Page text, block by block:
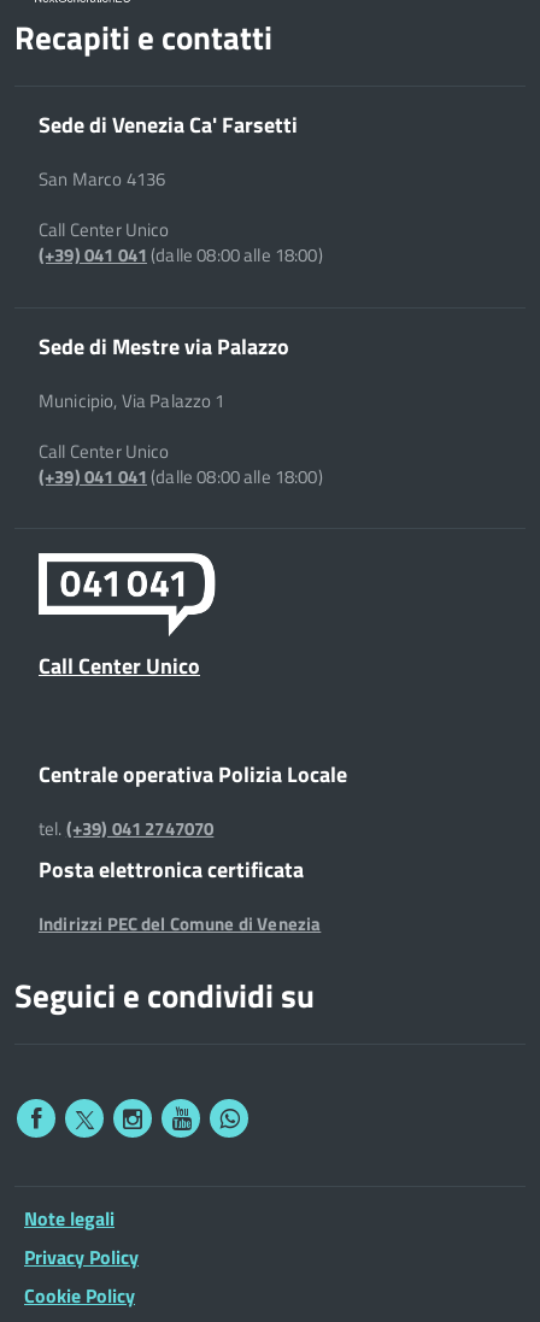
Recapiti e contatti
Sede di Venezia Ca' Farsetti
San Marco 4136
Call Center Unico
(+39) 041 041(dalle 08:00 alle 18:00)
Sede di Mestre via Palazzo
Municipio, Via Palazzo 1
Call Center Unico
(+39) 041 041(dalle 08:00 alle 18:00)
Call Center Unico
Centrale operativa Polizia Locale
tel.(+39) 041 2747070
Posta elettronica certificata
Indirizzi PEC del Comune di Venezia
Seguici e condividi su
Note legali
Privacy Policy
Cookie Policy